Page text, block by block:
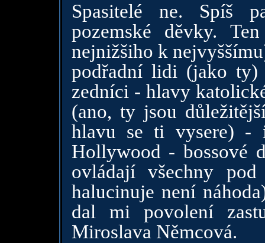
Spasitelé ne. Spíš
pozemské děvky.
nejnižšiho k
podřadní lidi (jako
zedníci - hlavy
(ano, ty jsou
hlavu se ti vysere)
Hollywood - bossové
ovládají všechny
halucinuje není
dal mi povolení
Miroslava Němcová.